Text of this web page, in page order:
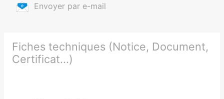
Envoyer par e-mail
Fiches techniques (Notice, Document,
Certificat...)